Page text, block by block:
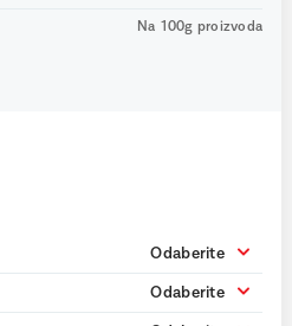
Na 100g proizvoda
Odaberite
Odaberite